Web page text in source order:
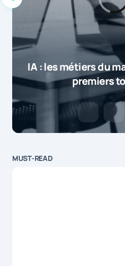
IA : les métiers du
premiers
MUST-READ